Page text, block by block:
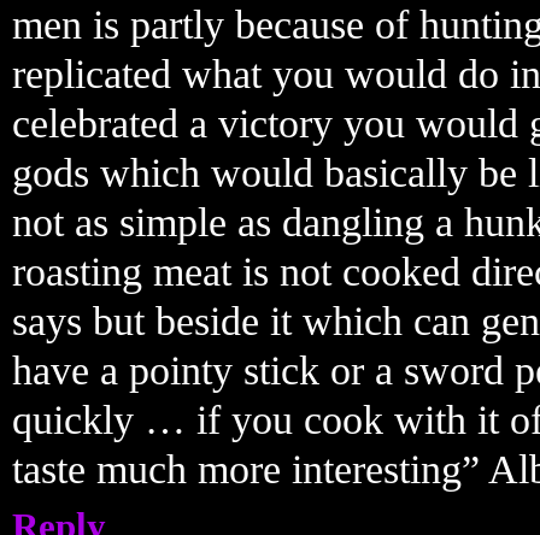
men is partly because of
replicated what you would do
celebrated a victory you would
gods which would basically be
not as simple as dangling a
roasting meat is not cooked
says but beside it which can
have a pointy stick or a sword
quickly … if you cook with it
taste much more interesting”
Reply